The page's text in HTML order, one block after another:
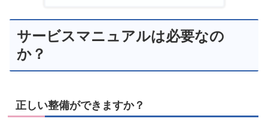
サービスマニュアルは必要なの
か？
正しい整備ができますか？